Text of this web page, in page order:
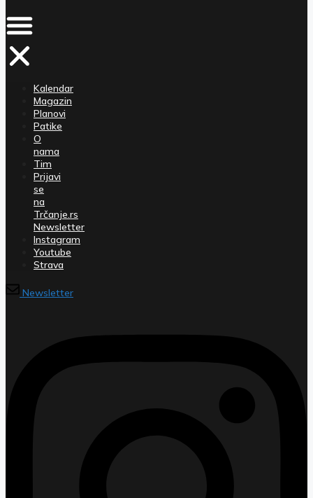
Kalendar
Magazin
Planovi
Patike
O
nama
Tim
Prijavi
se
na
Trčanje.rs
Newsletter
Instagram
Youtube
Strava
Newsletter